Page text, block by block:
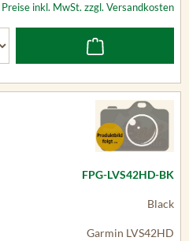
Preise inkl. MwSt. zzgl. Versandkosten
FPG-LVS42HD-BK
Black
Garmin LVS42HD